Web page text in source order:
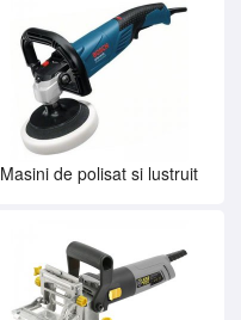
Masini de polisat si lustruit